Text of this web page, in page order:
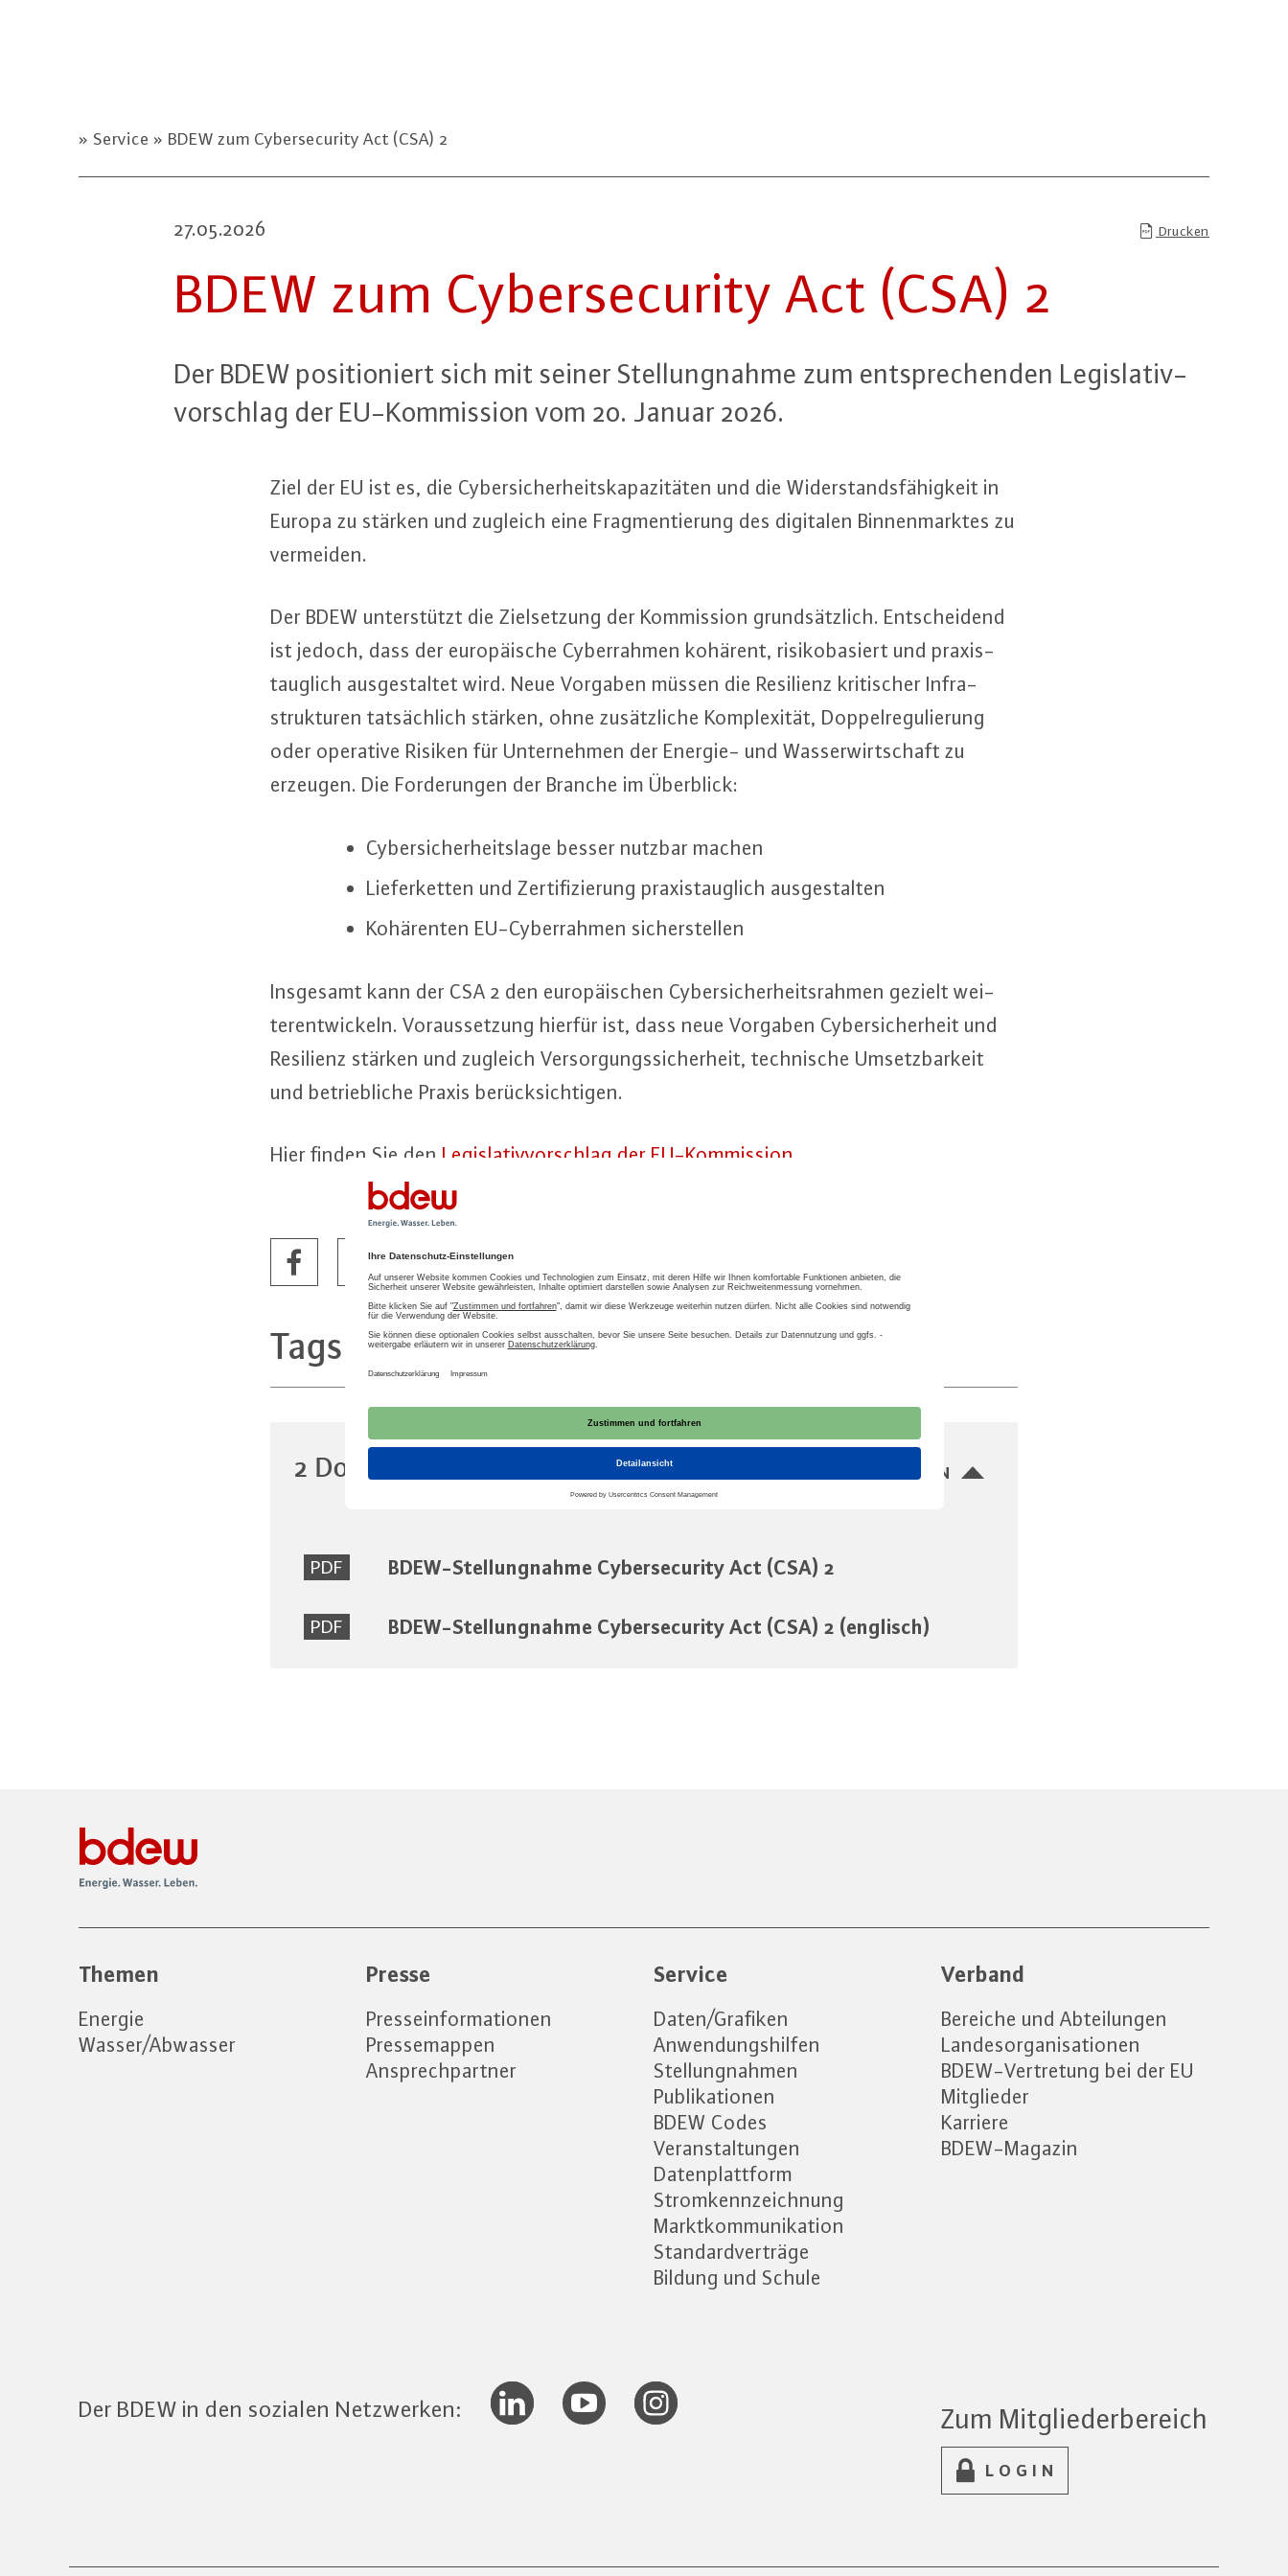
Service BDEW zum Cybersecurity Act (CSA) 2
27.05.2026 Drucken
BDEW zum Cy­ber­se­cu­ri­ty Act (CSA) 2
Der BDEW po­si­tio­niert sich mit seiner Stel­lung­nah­me zum ent­spre­chen­den Le­gis­la­tiv­
vor­schlag der EU-Kom­mis­si­on vom 20. Januar 2026.
Ziel der EU ist es, die Cy­ber­si­cher­heits­ka­pa­zi­tä­ten und die Wi­der­stands­fä­hig­keit in
Europa zu stärken und zugleich eine Frag­men­tie­rung des digitalen Bin­nen­mark­tes zu
vermeiden.
Der BDEW un­ter­stützt die Ziel­set­zung der Kom­mis­si­on grund­sätz­lich. Ent­schei­dend
ist jedoch, dass der eu­ro­päi­sche Cy­ber­rah­men kohärent, ri­si­ko­ba­siert und pra­xis­
taug­lich aus­ge­stal­tet wird. Neue Vorgaben müssen die Resilienz kri­ti­scher In­fra­
struk­tu­ren tat­säch­lich stärken, ohne zu­sätz­li­che Kom­ple­xi­tät, Dop­pel­re­gu­lie­rung
oder operative Risiken für Un­ter­neh­men der Energie- und Was­ser­wirt­schaft zu
erzeugen. Die For­de­run­gen der Branche im Überblick:
Cy­ber­si­cher­heits­la­ge besser nutzbar machen
Lie­fer­ket­ten und Zer­ti­fi­zie­rung pra­xis­taug­lich aus­ge­stal­ten
Ko­hä­ren­ten EU-Cy­ber­rah­men si­cher­stel­len
Insgesamt kann der CSA 2 den eu­ro­päi­schen Cy­ber­si­cher­heits­rah­men gezielt wei­
ter­ent­wi­ckeln. Vor­aus­set­zung hierfür ist, dass neue Vorgaben Cy­ber­si­cher­heit und
Resilienz stärken und zugleich Ver­sor­gungs­si­cher­heit, tech­ni­sche Um­setz­bar­keit
und be­trieb­li­che Praxis be­rück­sich­ti­gen.
Hier finden Sie den Le­gis­la­tiv­vor­schlag der EU-Kom­mis­si­on
Tags Europa Infrastruktur Cybersicherheit
2 Dokumente zum Download AUSBLENDEN
PDF BDEW-Stellungnahme Cybersecurity Act (CSA) 2
PDF BDEW-Stellungnahme Cybersecurity Act (CSA) 2 (englisch)
Themen
Energie
Wasser/Abwasser
Presse
Presseinformationen
Pressemappen
Ansprechpartner
Service
Daten/Grafiken
Anwendungshilfen
Stellungnahmen
Publikationen
BDEW Codes
Veranstaltungen
Datenplattform
Stromkennzeichnung
Marktkommunikation
Standardverträge
Bildung und Schule
Verband
Bereiche und Abteilungen
Landesorganisationen
BDEW-Vertretung bei der EU
Mitglieder
Karriere
BDEW-Magazin
Der BDEW in den sozialen Netzwerken: Zum Mitgliederbereich
LOGIN